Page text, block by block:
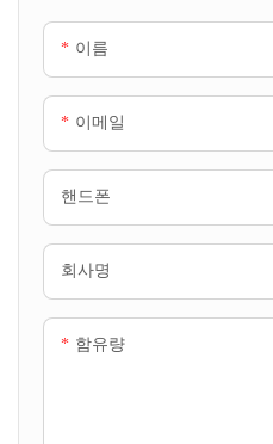
이름
이메일
핸드폰
회사명
함유량
슘, 마그네슘 등), 부유물질, 유기
물 및 기타 불순물을 제거하여
보일러 급수가 국가 및 산업 표
준을 충족하도록 보장하고, 보일
러 내부의 스케일 형성, 부식 및
오염을 효과적으로 방지합니다.
컨테이너형 설계로 신속한 배치,
가능하여 산업 단지, 건설 현장,
외딴 광산 지역 및 임시 보일러
프로젝트 등 다양한 환경에 적합